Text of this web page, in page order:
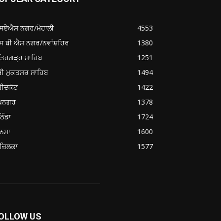
ਨਗਰ/ਮੋਹਾਲੀ
4553
ਬੀ ਐਸ ਨਗਰ/ਨਵਾਂਸ਼ਹਿਰ
1380
ਸਾਹਿਬ
1251
ਮੁਕਤਸਰ ਸਾਹਿਬ
1494
1422
1378
1724
1600
1577
US